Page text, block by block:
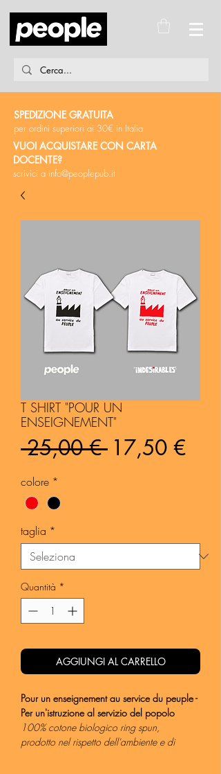
SPEDIZIONE GRATUITA
per ordini superiori ai 30€ in Italia
VUOI ACQUISTARE CON CARTA
DOCENTE?
scrivici a info@peoplepub.it
T SHIRT "POUR UN
ENSEIGNEMENT"
25,00 € Prezzo
17,50 €
colore *
taglia *
Quantità *
AGGIUNGI AL CARRELLO
Pour un enseignement au service du peuple -
Per un'istruzione al servizio del popolo
100% cotone biologico ring spun,
prodotto nel rispetto dell'ambiente e di